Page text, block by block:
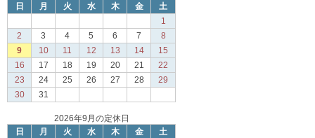
日
月 火 水 木 金
土
1
2
3 4 5 6 7
8
9
10 11 12 13 14
15
16
17 18 19 20 21
22
23
24 25 26 27 28
29
30
31
2026年9月の定休日
日
月 火 水 木 金
土